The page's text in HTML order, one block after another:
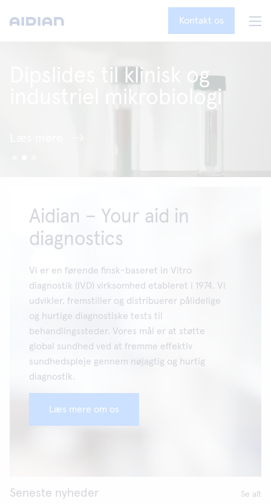
Kontakt os
Dipslides til klinisk og
industriel mikrobiologi
Aidian – Your aid in
diagnostics
Vi er en førende finsk-baseret in Vitro
diagnostik (IVD) virksomhed etableret i 1974. Vi
udvikler, fremstiller og distribuerer pålidelige
og hurtige diagnostiske tests til
behandlingssteder. Vores mål er at støtte
global sundhed ved at fremme effektiv
sundhedspleje gennem nøjagtig og hurtig
diagnostik.
Læs mere om os
Seneste nyheder Se alt